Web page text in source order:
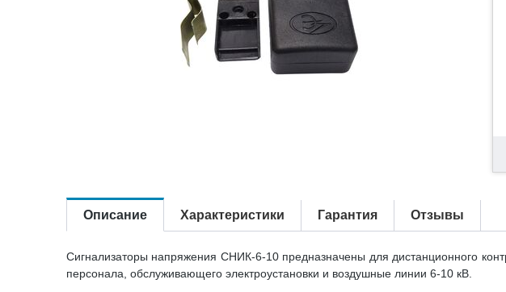
Описание Характеристики Гарантия Отзывы
Сигнализаторы напряжения СНИК-6-10 предназначены для дистанционного
персонала, обслуживающего электроустановки и воздушные линии 6-10 кВ.